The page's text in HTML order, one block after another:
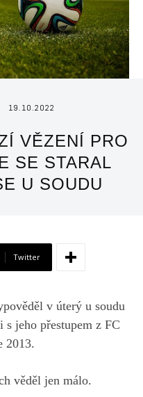
19.10.2022
VĚZENÍ PRO
SE STARAL
U SOUDU
Twitter
v úterý u soudu
jeho přestupem z FC
2013.
věděl jen málo.